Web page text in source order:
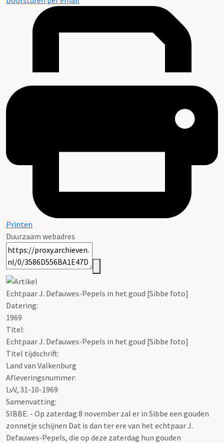
Printen
Duurzaam webadres
Echtpaar J. Defauwes-Pepels in het goud [Sibbe foto]
Datering:
1969
Titel:
Echtpaar J. Defauwes-Pepels in het goud [Sibbe foto]
Titel tijdschrift:
Land van Valkenburg
Afleveringsnummer:
LvV, 31-10-1969
Samenvatting:
SIBBE. - Op zaterdag 8 november zal er in Sibbe een gouden
zonnetje schijnen Dat is dan ter ere van het echtpaar J.
Defauwes-Pepels, die op deze zaterdag hun gouden